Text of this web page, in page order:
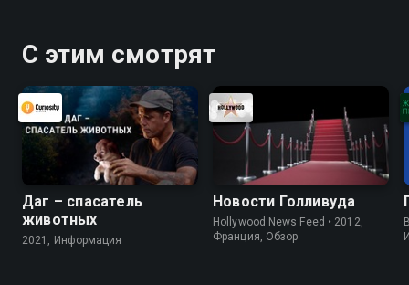
С этим смотрят
Даг – спасатель
животных
2021, Информация
Новости Голливуда
Hollywood News Feed • 2012,
Франция, Обзор